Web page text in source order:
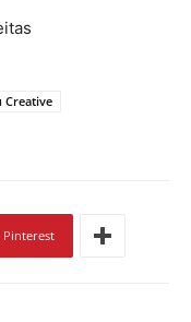
Creative
Pinterest